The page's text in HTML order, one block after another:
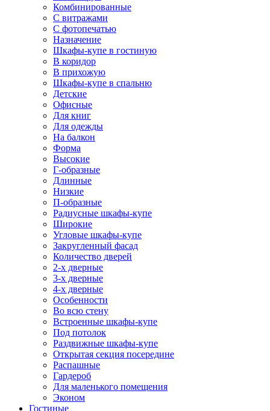
Комбинированные
С витражами
С фотопечатью
Назначение
Шкафы-купе в гостиную
В коридор
В прихожую
Шкафы-купе в спальню
Детские
Офисные
Для книг
Для одежды
На балкон
Форма
Высокие
Г-образные
Длинные
Низкие
П-образные
Радиусные шкафы-купе
Широкие
Угловые шкафы-купе
Закругленный фасад
Количество дверей
2-х дверные
3-х дверные
4-х дверные
Особенности
Во всю стену
Встроенные шкафы-купе
Под потолок
Раздвижные шкафы-купе
Открытая секция посередине
Распашные
Гардероб
Для маленького помещения
Эконом
Гостиные